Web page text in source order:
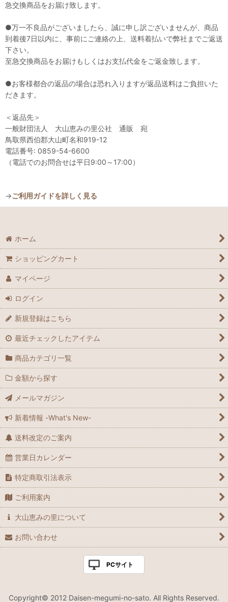
急交換商品をお届け致します。
●万一不良品がございましたら、誠に申し訳ございませんが、商品
到着後7日以内に、事前にご連絡の上、送料着払いで弊社までご返送
下さい。
至急交換商品をお届けもしくはお支払代金をご返金致します。
●お客様都合の返品の場合は恐れ入りますが返品送料はご負担いた
だきます。
＜返品先＞
一般財団法人 大山恵みの里公社 通販 宛
鳥取県西伯郡大山町名和919-12
電話番号: 0859-54-6600
（電話でのお問合せは平日9:00～17:00）
→ご利用ガイドを詳しく見る
ホーム
ショッピングカート
マイページ
ログイン
新規登録はこちら
最近チェックしたアイテム
商品カテゴリ一覧
金額から探す
メールマガジン
新着情報 -What's New-
送料改定のご案内
営業日カレンダー
特定商取引法表示
ご利用案内
大山恵みの里について
お問い合わせ
PCサイト
Copyright© 2012 Daisen-megumi-no-sato. All Rights Reserved.